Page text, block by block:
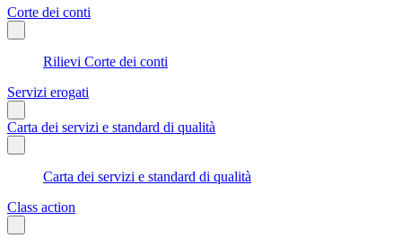
Corte dei conti
Rilievi Corte dei conti
Servizi erogati
Carta dei servizi e standard di qualità
Carta dei servizi e standard di qualità
Class action